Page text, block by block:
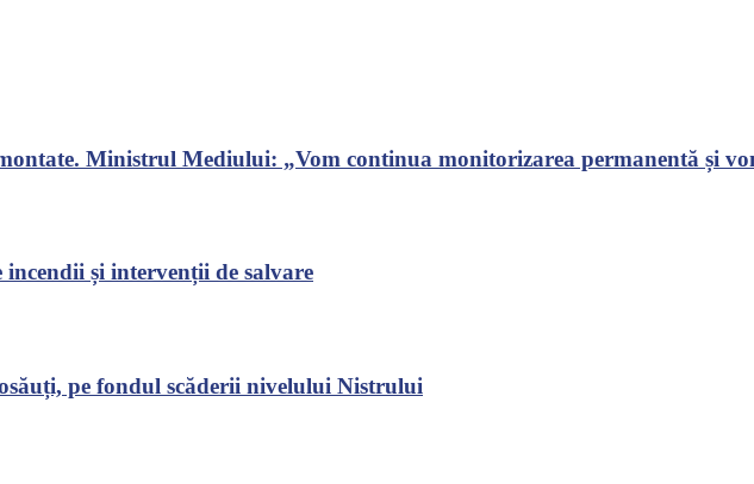
Ministrul Mediului: „Vom continua monitorizarea permanentă și
și intervenții de salvare
pe fondul scăderii nivelului Nistrului